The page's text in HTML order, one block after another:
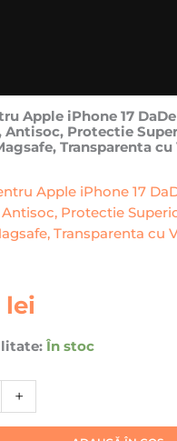
Apple iPhone 17
Antisoc, Protectie
Transparenta cu
lei
În stoc
+